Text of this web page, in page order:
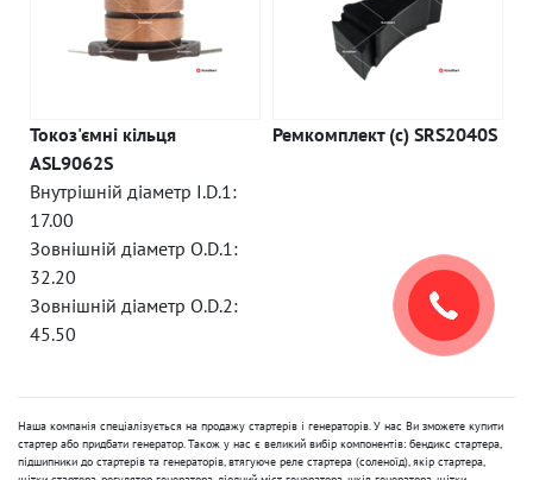
Токоз'ємні кільця
ASL9062S
Внутрішній діаметр I.D.1:
17.00
Зовнішній діаметр O.D.1:
32.20
Зовнішній діаметр O.D.2:
45.50
Ремкомплект (c) SRS2040S
Наша компанія спеціалізується на продажу стартерів і генераторів. У нас Ви зможете купити
стартер або придбати генератор. Також у нас є великий вибір компонентів: бендикс стартера,
підшипники до стартерів та генераторів, втягуюче реле стартера (соленоїд), якір стартера,